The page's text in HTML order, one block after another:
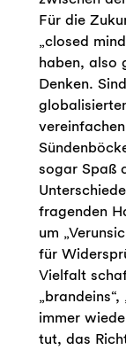
Für die
„closed
haben, also
Denken.
sogar Spaß
fragenden
um
für
Vielfalt
immer
tut, das